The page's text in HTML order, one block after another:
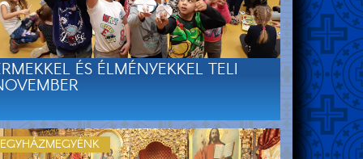
ÉS ÉLMÉNYEKKEL TELI
EGYHÁZMEGYÉNK